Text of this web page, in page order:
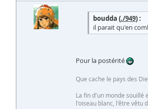
boudda (./949) :
il parait qu'en
Pour la postérité
Que cache le pays des
La fin d'un monde souillé
l'oiseau blanc, l'être vêtu